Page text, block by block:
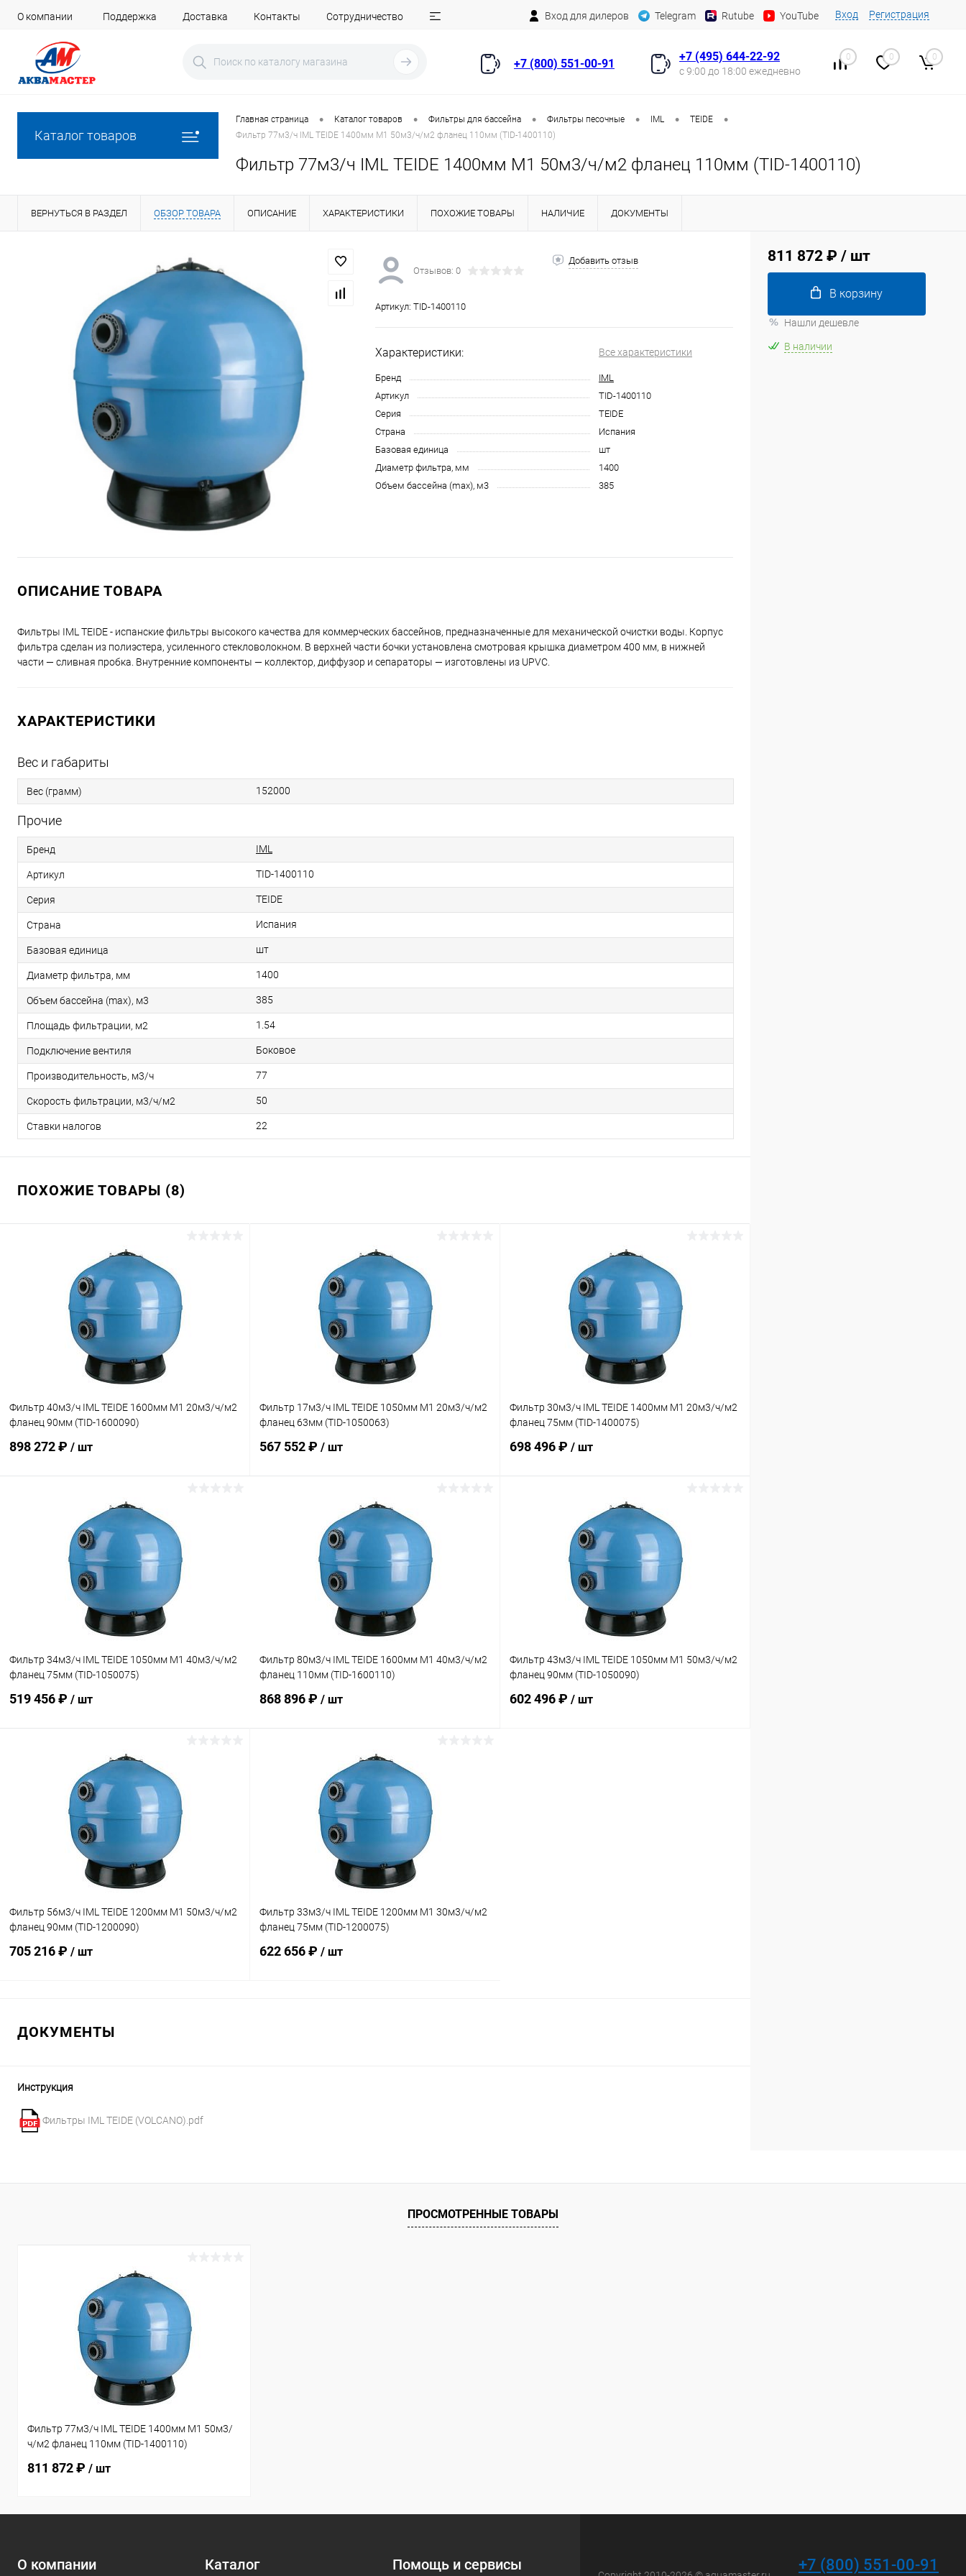
О компании Поддержка Доставка Контакты Сотрудничество Вход для дилеров Telegram Rutube YouTube Вход Регистрация
+7 (800) 551-00-91
+7 (495) 644-22-92
с 9:00 до 18:00 ежедневно
0 0 0
Каталог товаров
Главная страница • Каталог товаров • Фильтры для бассейна • Фильтры песочные • IML • TEIDE •
Фильтр 77м3/ч IML TEIDE 1400мм М1 50м3/ч/м2 фланец 110мм (TID-1400110)
Фильтр 77м3/ч IML TEIDE 1400мм М1 50м3/ч/м2 фланец 110мм (TID-1400110)
ВЕРНУТЬСЯ В РАЗДЕЛ ОБЗОР ТОВАРА ОПИСАНИЕ ХАРАКТЕРИСТИКИ ПОХОЖИЕ ТОВАРЫ НАЛИЧИЕ ДОКУМЕНТЫ
Отзывов: 0
Добавить отзыв
Артикул: TID-1400110
Характеристики: Все характеристики
Бренд
IML
Артикул
TID-1400110
Серия
TEIDE
Страна
Испания
Базовая единица
шт
Диаметр фильтра, мм
1400
Объем бассейна (max), м3
385
ОПИСАНИЕ ТОВАРА
Фильтры IML TEIDE - испанские фильтры высокого качества для коммерческих бассейнов, предназначенные для механической очистки воды. Корпус
фильтра сделан из полиэстера, усиленного стекловолокном. В верхней части бочки установлена смотровая крышка диаметром 400 мм, в нижней
части — сливная пробка. Внутренние компоненты — коллектор, диффузор и сепараторы — изготовлены из UPVC.
ХАРАКТЕРИСТИКИ
Вес и габариты
Вес (грамм) 152000
Прочие
Бренд IML
Артикул TID-1400110
Серия TEIDE
Страна Испания
Базовая единица шт
Диаметр фильтра, мм 1400
Объем бассейна (max), м3 385
Площадь фильтрации, м2 1.54
Подключение вентиля Боковое
Производительность, м3/ч 77
Скорость фильтрации, м3/ч/м2 50
Ставки налогов 22
ПОХОЖИЕ ТОВАРЫ (8)
Фильтр 40м3/ч IML TEIDE 1600мм М1 20м3/ч/м2
фланец 90мм (TID-1600090)
898 272 ₽ / шт
В корзину
В избранное
К сравнению Под заказ
Фильтр 17м3/ч IML TEIDE 1050мм М1 20м3/ч/м2
фланец 63мм (TID-1050063)
567 552 ₽ / шт
В корзину
В избранное
К сравнению В наличии
Фильтр 30м3/ч IML TEIDE 1400мм М1 20м3/ч/м2
фланец 75мм (TID-1400075)
698 496 ₽ / шт
В корзину
В избранное
К сравнению Под заказ
Фильтр 34м3/ч IML TEIDE 1050мм М1 40м3/ч/м2
фланец 75мм (TID-1050075)
519 456 ₽ / шт
В корзину
В избранное
К сравнению В наличии
Фильтр 80м3/ч IML TEIDE 1600мм М1 40м3/ч/м2
фланец 110мм (TID-1600110)
868 896 ₽ / шт
В корзину
В избранное
К сравнению Под заказ
Фильтр 43м3/ч IML TEIDE 1050мм М1 50м3/ч/м2
фланец 90мм (TID-1050090)
602 496 ₽ / шт
Фильтр 56м3/ч IML TEIDE 1200мм М1 50м3/ч/м2
фланец 90мм (TID-1200090)
705 216 ₽ / шт
Фильтр 33м3/ч IML TEIDE 1200мм М1 30м3/ч/м2
фланец 75мм (TID-1200075)
622 656 ₽ / шт
ДОКУМЕНТЫ
Инструкция
Фильтры IML TEIDE (VOLCANO).pdf
811 872 ₽ / шт
В корзину
Нашли дешевле
В наличии
ПРОСМОТРЕННЫЕ ТОВАРЫ
Фильтр 77м3/ч IML TEIDE 1400мм М1 50м3/
ч/м2 фланец 110мм (TID-1400110)
811 872 ₽ / шт
О компании Каталог Помощь и сервисы +7 (800) 551-00-91